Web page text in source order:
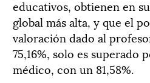
educativos, obtienen en
global más alta, y que el
valoración dado al
75,16%, solo es superado
médico, con un 81,58%.